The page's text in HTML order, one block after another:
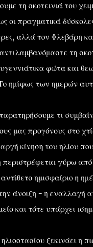
τη σκοτεινιά του
οι πραγματικά
αλλά τον Φλεβάρη
τη
φώτα και
ημίφως των ημερών
τι
μας προγόνους στο
κίνηση του ηλίου
γύρω
ημισφαίριο η
άνοιξη - η εναλλαγή
και τότε υπάρχει
ξεκινάει η